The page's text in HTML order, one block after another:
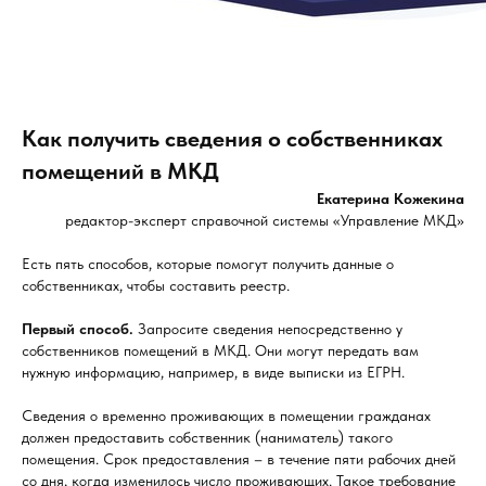
Как получить сведения о собственниках
помещений в МКД
Екатерина Кожекина
редактор-эксперт справочной системы «Управление МКД»
Есть пять способов, которые помогут получить данные о
собственниках, чтобы составить реестр.
Первый способ. Запросите сведения непосредственно у
собственников помещений в МКД. Они могут передать вам
нужную информацию, например, в виде выписки из ЕГРН.
Сведения о временно проживающих в помещении гражданах
должен предоставить собственник (наниматель) такого
помещения. Срок предоставления – в течение пяти рабочих дней
со дня, когда изменилось число проживающих. Такое требование